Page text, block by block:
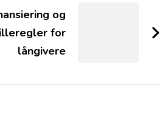
og
for
långivere